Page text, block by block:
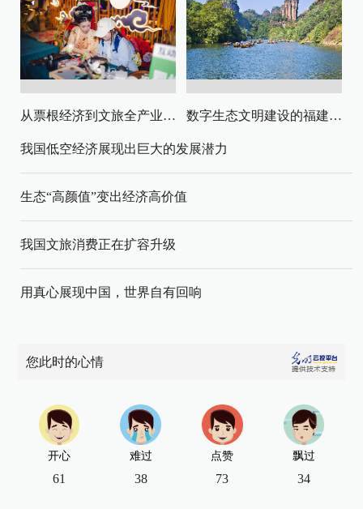
从票根经济到文旅全产业链升级 数字生态文明建设的福建路径与启示
我国低空经济展现出巨大的发展潜力
生态“高颜值”变出经济高价值
我国文旅消费正在扩容升级
用真心展现中国，世界自有回响
您此时的心情
开心
61
难过
38
点赞
73
飘过
34